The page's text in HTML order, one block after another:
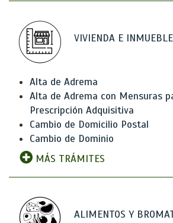
VIVIENDA E
Alta de Adrema
Alta de Adrema con Mensuras
Prescripción Adquisitiva
Cambio de Domicilio Postal
Cambio de Dominio
MÁS TRÁMITES
ALIMENTOS Y